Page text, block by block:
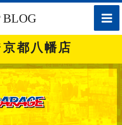
toggle
BLOG
都八幡店